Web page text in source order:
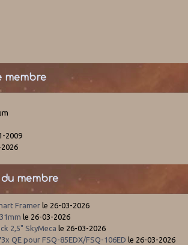
membre
2009
membre
Framer le 26-03-2026
le 26-03-2026
2,5" SkyMeca le 26-03-2026
QE pour FSQ-85EDX/FSQ-106ED le 26-03-2026